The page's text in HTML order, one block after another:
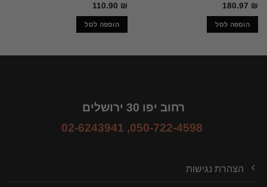
180.97 ₪
הוספה לסל
110.90 ₪
הוספה לסל
רחוב יפו 30 ירושלים
050-722-4598
,
02-6243941
הצהרת נגישות